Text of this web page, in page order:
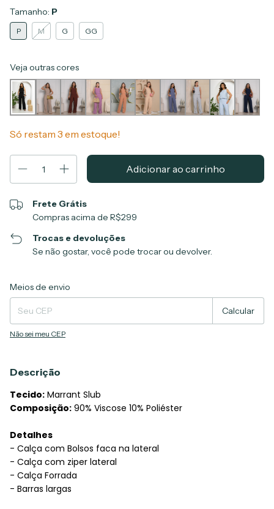
Tamanho: P
P M G GG
Veja outras cores
Só restam 3 em estoque!
Frete Grátis
Compras acima de R$299
Trocas e devoluções
Se não gostar, você pode trocar ou devolver.
Entregas para o CEP:
Meios de envio
Calcular
Não sei meu CEP
Descrição
Tecido: Marrant Slub
Composição: 90% Viscose 10% Poliéster
Detalhes
- Calça com Bolsos faca na lateral
- Calça com ziper lateral
- Calça Forrada
- Barras largas